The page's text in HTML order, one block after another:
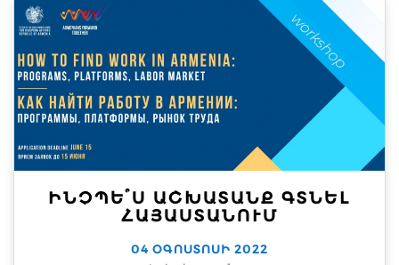
ԻՆՉՊԵ՞Ս ԱՇԽԱՏԱՆՔ ԳՏՆԵԼ
ՀԱՅԱՍՏԱՆՈՒՄ
04 ՕԳՈՍՏՈՍԻ 2022